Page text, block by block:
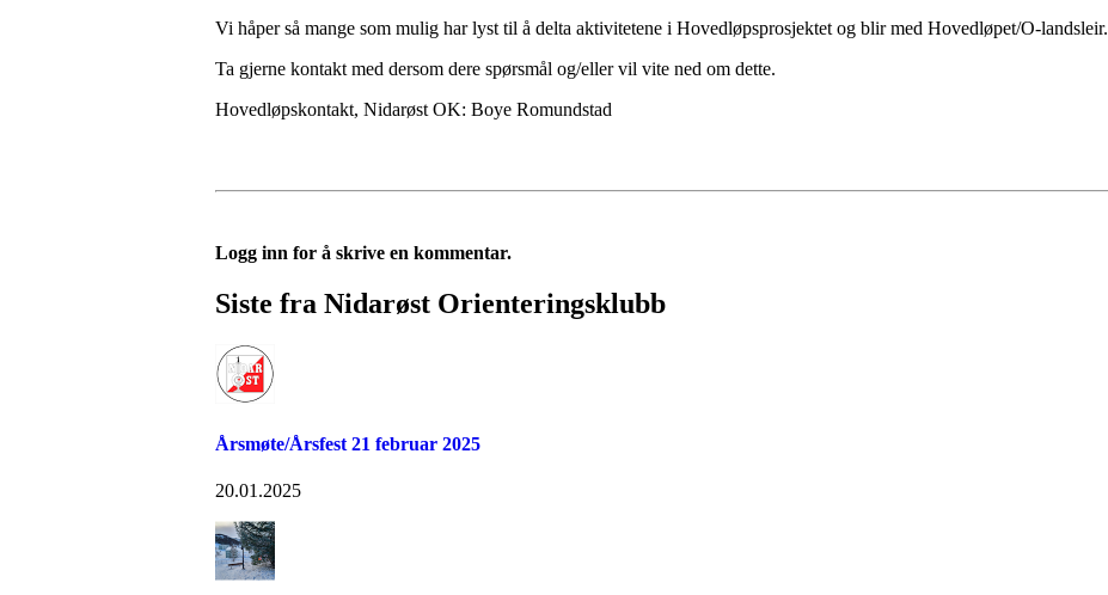
Vi håper så mange som mulig har lyst til å delta aktivitetene i Hovedløpsprosjektet og blir med Hovedløpet/O-landsleir.
Ta gjerne kontakt med dersom dere spørsmål og/eller vil vite ned om dette.
Hovedløpskontakt, Nidarøst OK: Boye Romundstad
Logg inn for å skrive en kommentar.
Siste fra Nidarøst Orienteringsklubb
Årsmøte/Årsfest 21 februar 2025
20.01.2025